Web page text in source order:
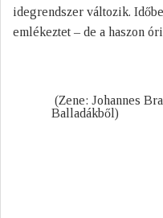
idegrendszer változik.
emlékeztet – de a haszon
(Zene: Johannes
Balladákből)